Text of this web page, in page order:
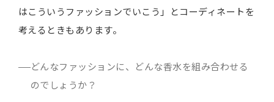
はこういうファッションでいこう」とコーディネートを
考えるときもあります。
どんなファッションに、どんな香水を組み合わせる
のでしょうか？